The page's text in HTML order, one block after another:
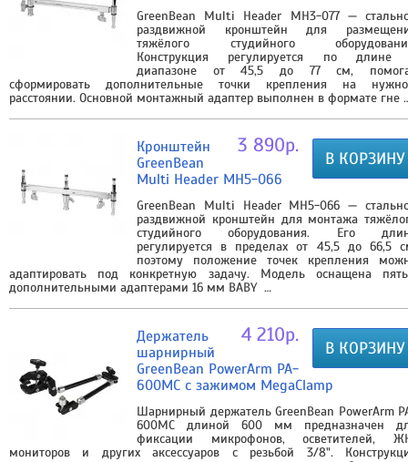
GreenBean Multi Header MH3-077 —
раздвижной кронштейн для
тяжёлого студийного
Конструкция регулируется по длине
диапазоне от 45,5 до 77 см,
сформировать дополнительные точки крепления на
расстоянии. Основной монтажный адаптер выполнен в формате гне
В КОРЗИНУ
3 890р.
Кронштейн
GreenBean
Multi Header MH5-066
GreenBean Multi Header MH5-066 —
раздвижной кронштейн для монтажа
студийного оборудования. Его
регулируется в пределах от 45,5 до 66,5
поэтому положение точек крепления
адаптировать под конкретную задачу. Модель оснащена
дополнительными адаптерами 16 мм BABY …
В КОРЗИНУ
4 210р.
Держатель
шарнирный
GreenBean PowerArm PA-
600MC с зажимом MegaClamp
Шарнирный держатель GreenBean PowerArm
600MC длиной 600 мм предназначен
фиксации микрофонов, осветителей,
мониторов и других аксессуаров с резьбой 3/8".